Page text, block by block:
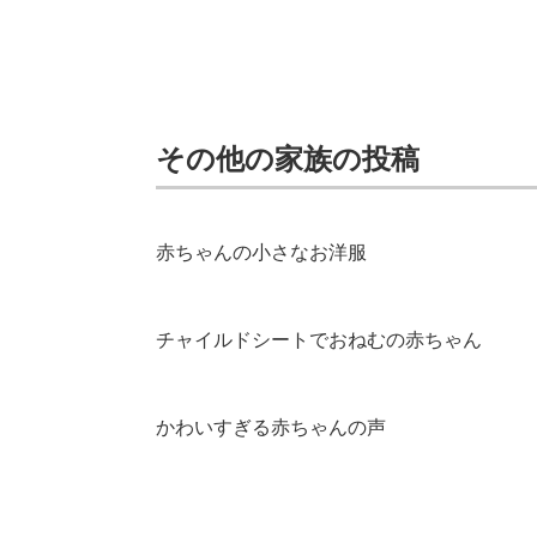
その他の家族の投稿
赤ちゃんの小さなお洋服
チャイルドシートでおねむの赤ちゃん
かわいすぎる赤ちゃんの声